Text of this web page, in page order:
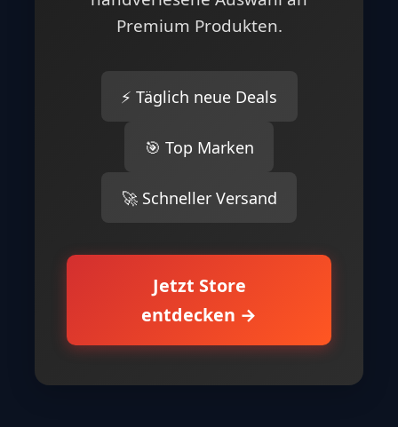
Premium Produkten.
⚡ Täglich neue Deals
🎯 Top Marken
🚀 Schneller Versand
Jetzt Store
entdecken →